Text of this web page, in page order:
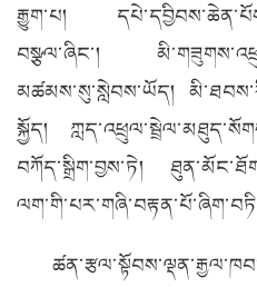
རྒྱུག་པ།
བསྩལ་ཞིང་།
མཚམས་སུ་སླེབས་ཡོད།
སྐྱོད།
བཀོད་སྒྲིག་བྱས་ཏེ།